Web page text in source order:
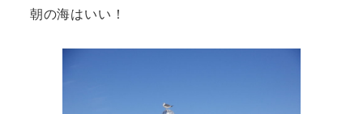
朝の海はいい！